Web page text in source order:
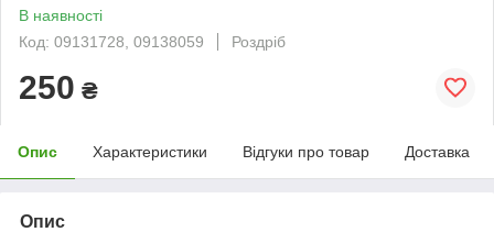
В наявності
Код: 09131728, 09138059
Роздріб
250 ₴
Опис Характеристики Відгуки про товар Доставка
Опис